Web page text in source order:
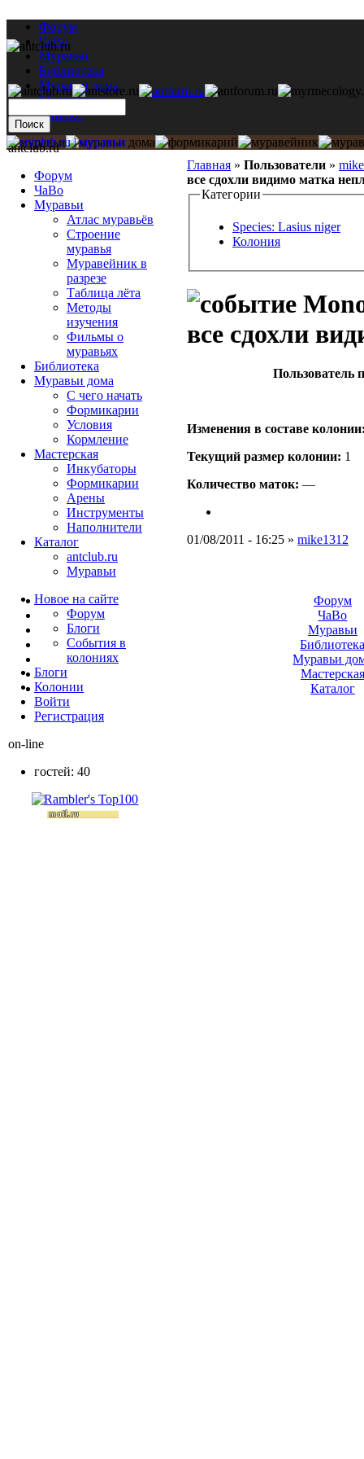
Форум
ЧаВо
Муравьи
Библиотека
Муравьи дома
Мастерская
Каталог
Главная » Пользователи »
все сдохли видимо матка
Категории
Species: Lasius niger
Колония
все сдохли
Пользователь
Изменения в составе
Текущий размер кoлонии: 1
Количество маток: —
01/08/2011 - 16:25 » mike1312
antclub.ru
Форум
ЧаВо
Муравьи
Атлас муравьёв
Строение
муравья
Муравейник в
разрезе
Таблица лёта
Методы
изучения
Фильмы о
муравьях
Библиотека
Муравьи дома
С чего начать
Формикарии
Условия
Кормление
Мастерская
Инкубаторы
Формикарии
Арены
Инструменты
Наполнители
Каталог
antclub.ru
Муравьи
Новое на сайте
Форум
Блоги
События в
колониях
Блоги
Колонии
Войти
Peгиcтpaция
on-line
гостей: 40
Форум
ЧаВо
Муравьи
Муравьи
Мастерская
Каталог